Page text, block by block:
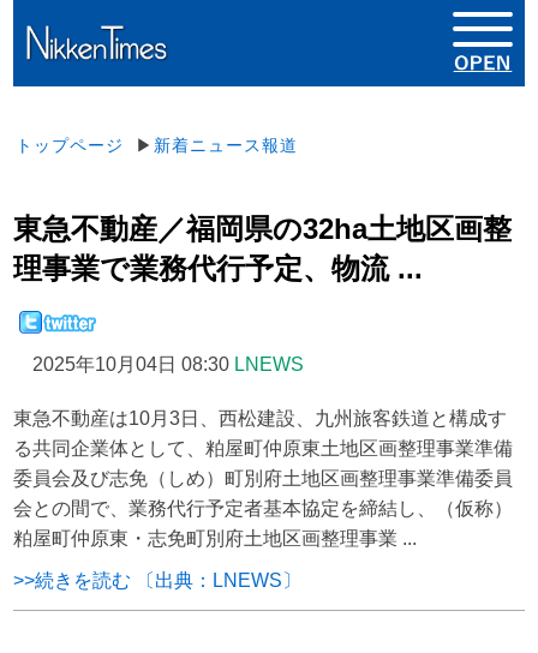
トップページ ▶ 新着ニュース報道
東急不動産／福岡県の32ha土地区画整
理事業で業務代行予定、物流 ...
2025年10月04日 08:30 LNEWS
東急不動産は10月3日、西松建設、九州旅客鉄道と構成す
る共同企業体として、粕屋町仲原東土地区画整理事業準備
委員会及び志免（しめ）町別府土地区画整理事業準備委員
会との間で、業務代行予定者基本協定を締結し、（仮称）
粕屋町仲原東・志免町別府土地区画整理事業 ...
>>続きを読む 〔出典：LNEWS〕